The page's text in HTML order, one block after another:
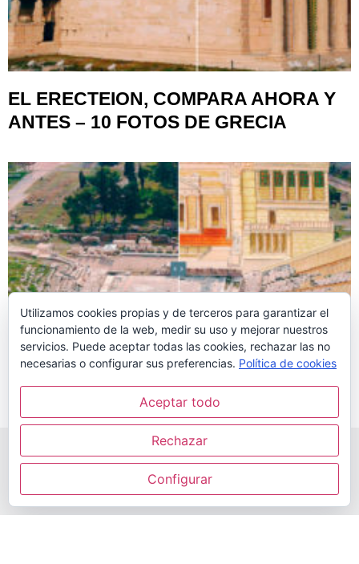
EL ERECTEION, COMPARA AHORA Y
ANTES – 10 FOTOS DE GRECIA
EL TEATRO DE DIONISOS, COMPARA
AHORA Y ANTES – 10 FOTOS DE
© DESDE 2011 - 2026 | HISTORIA Y
ARQUEOLOGÍA - TODOS LOS DERECHOS
Utilizamos cookies propias y de terceros para garantizar el
funcionamiento de la web, medir su uso y mejorar nuestros
servicios. Puede aceptar todas las cookies, rechazar las no
necesarias o configurar sus preferencias. Política de cookies
Aceptar todo
Rechazar
Configurar